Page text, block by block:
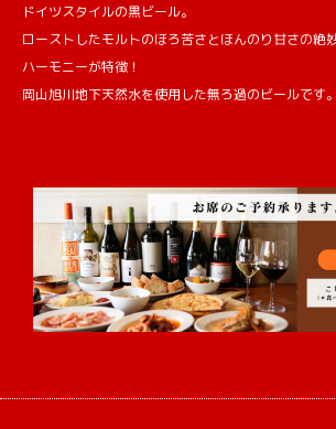
ドイツスタイルの黒ビール。
ローストしたモルトのほろ苦さとほんのり甘さの絶
ハーモニーが特徴！
岡山旭川地下天然水を使用した無ろ過のビールです。